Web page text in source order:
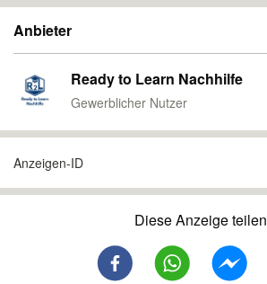
Anbieter
Ready to Learn Nachhilfe
Gewerblicher Nutzer
Anzeigen-ID
Diese Anzeige teilen